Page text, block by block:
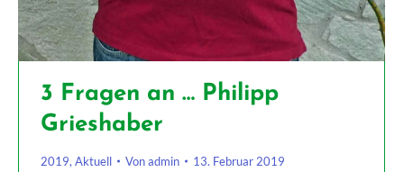
3 Fragen an … Philipp
Grieshaber
2019, Aktuell Vonadmin 13. Februar 2019